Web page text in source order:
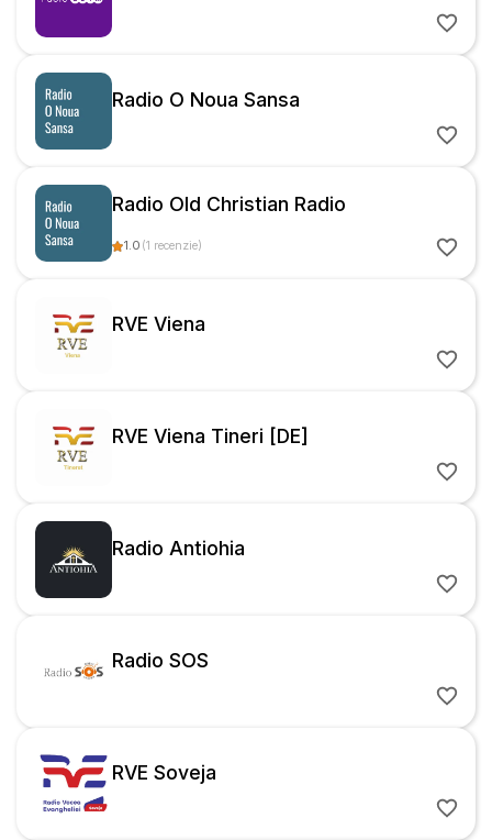
Radio O Noua Sansa
Radio Old Christian Radio
1.0 (1 recenzie)
RVE Viena
RVE Viena Tineri [DE]
Radio Antiohia
Radio SOS
RVE Soveja